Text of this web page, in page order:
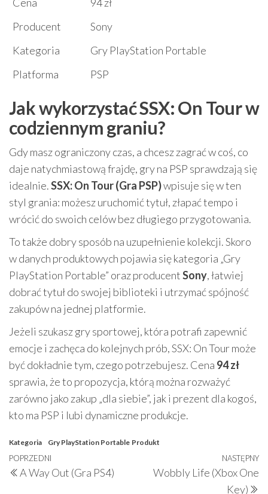
Producent
Sony
Kategoria
Gry PlayStation Portable
Platforma
PSP
Jak wykorzystać SSX: On Tour w
codziennym graniu?
Gdy masz ograniczony czas, a chcesz zagrać w coś, co
daje natychmiastową frajdę, gry na PSP sprawdzają się
idealnie.SSX: On Tour (Gra PSP)wpisuje się w ten
styl grania: możesz uruchomić tytuł, złapać tempo i
wrócić do swoich celów bez długiego przygotowania.
To także dobry sposób na uzupełnienie kolekcji. Skoro
w danych produktowych pojawia się kategoria „Gry
PlayStation Portable” oraz producentSony, łatwiej
dobrać tytuł do swojej biblioteki i utrzymać spójność
zakupów na jednej platformie.
Jeżeli szukasz gry sportowej, która potrafi zapewnić
emocje i zachęca do kolejnych prób, SSX: On Tour może
być dokładnie tym, czego potrzebujesz. Cena 94 zł
sprawia, że to propozycja, którą można rozważyć
zarówno jako zakup „dla siebie”, jak i prezent dla kogoś,
kto ma PSP i lubi dynamiczne produkcje.
Kategoria Gry PlayStation Portable Produkt
Nawigacja
wpisu
Poprzedni
wpis
POPRZEDNI
A Way Out (Gra PS4)
NASTĘPNY
Wobbly Life (Xbox One
Key)